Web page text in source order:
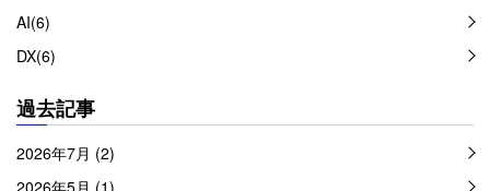
AI(6)
DX(6)
過去記事
2026年7月 (2)
2026年5月 (1)